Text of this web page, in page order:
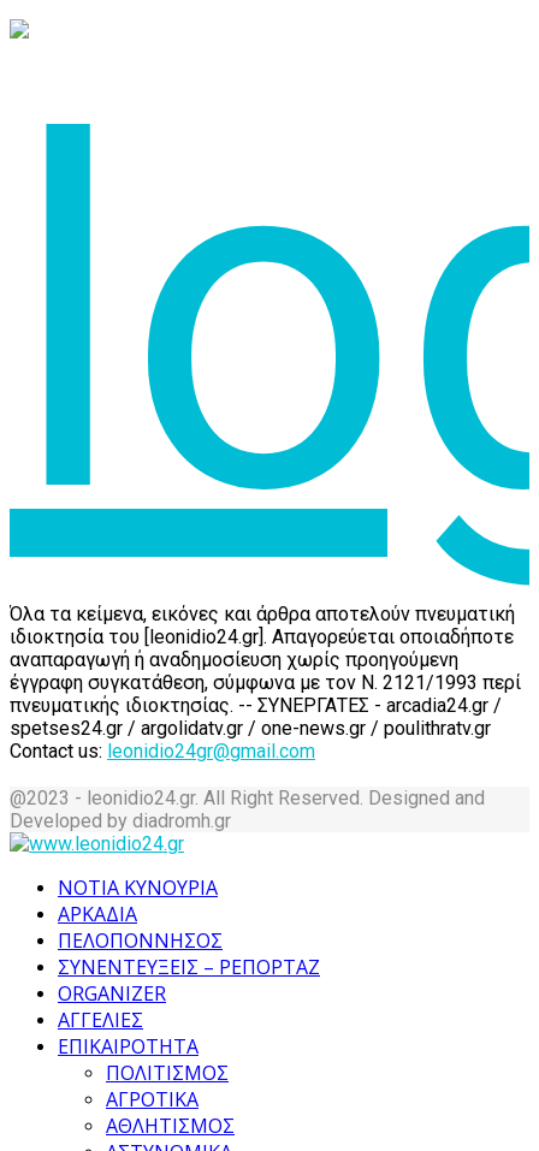
Όλα τα κείμενα, εικόνες και άρθρα αποτελούν πνευματική
ιδιοκτησία του [leonidio24.gr]. Απαγορεύεται οποιαδήποτε
αναπαραγωγή ή αναδημοσίευση χωρίς προηγούμενη
έγγραφη συγκατάθεση, σύμφωνα με τον Ν. 2121/1993 περί
πνευματικής ιδιοκτησίας. -- ΣΥΝΕΡΓΑΤΕΣ - arcadia24.gr /
spetses24.gr / argolidatv.gr / one-news.gr / poulithratv.gr
Contact us: leonidio24gr@gmail.com
@2023 - leonidio24.gr. All Right Reserved. Designed and
Developed by diadromh.gr
ΝΟΤΙΑ ΚΥΝΟΥΡΙΑ
ΑΡΚΑΔΙΑ
ΠΕΛΟΠΟΝΝΗΣΟΣ
ΣΥΝΕΝΤΕΥΞΕΙΣ – ΡΕΠΟΡΤΑΖ
ORGANIZER
ΑΓΓΕΛΙΕΣ
ΕΠΙΚΑΙΡΟΤΗΤΑ
ΠΟΛΙΤΙΣΜΟΣ
ΑΓΡΟΤΙΚΑ
ΑΘΛΗΤΙΣΜΟΣ